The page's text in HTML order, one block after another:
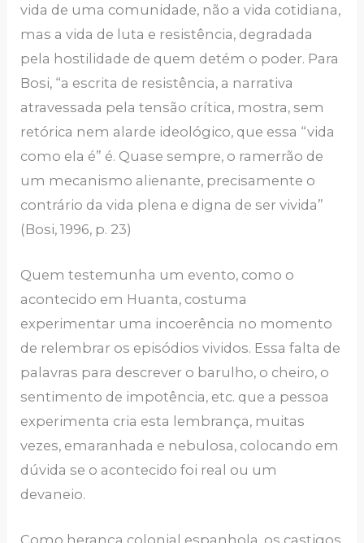
vida de uma comunidade, não a vida cotidiana,
mas a vida de luta e resistência, degradada
pela hostilidade de quem detém o poder. Para
Bosi, “a escrita de resistência, a narrativa
atravessada pela tensão crítica, mostra, sem
retórica nem alarde ideológico, que essa “vida
como ela é” é. Quase sempre, o ramerrão de
um mecanismo alienante, precisamente o
contrário da vida plena e digna de ser vivida”
(Bosi, 1996, p. 23)
Quem testemunha um evento, como o
acontecido em Huanta, costuma
experimentar uma incoerência no momento
de relembrar os episódios vividos. Essa falta de
palavras para descrever o barulho, o cheiro, o
sentimento de impotência, etc. que a pessoa
experimenta cria esta lembrança, muitas
vezes, emaranhada e nebulosa, colocando em
dúvida se o acontecido foi real ou um
devaneio.